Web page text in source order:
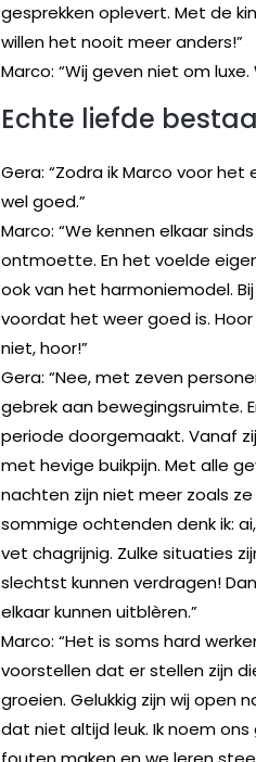
gesprekken oplevert. Met de
willen het nooit meer anders!”
Marco: “Wij geven niet om
Echte liefde
Gera: “Zodra ik Marco voor het
wel goed.”
Marco: “We kennen elkaar
ontmoette. En het voelde
ook van het harmoniemodel.
voordat het weer goed is.
niet, hoor!”
Gera: “Nee, met zeven
gebrek aan bewegingsruimte.
periode doorgemaakt. Vanaf
met hevige buikpijn. Met alle
nachten zijn niet meer zoals
sommige ochtenden denk ik:
vet chagrijnig. Zulke situaties
slechtst kunnen verdragen!
elkaar kunnen uitblèren.”
Marco: “Het is soms hard
voorstellen dat er stellen zijn
groeien. Gelukkig zijn wij open
dat niet altijd leuk. Ik noem ons